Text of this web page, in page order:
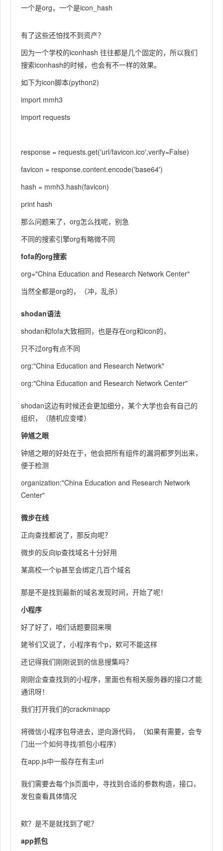
一个是org，一个是icon_hash
有了这些还怕找不到资产？
因为一个学校的iconhash 往往都是几个固定的，所以我们
搜索iconhash的时候，也会有不一样的效果。
如下为icon脚本(python2)
import mmh3
import requests
response = requests.get('url/favicon.ico',verify=False)
favicon = response.content.encode('base64')
hash = mmh3.hash(favicon)
print hash
那么问题来了，org怎么找呢，别急
不同的搜索引擎org有略微不同
fofa的org搜索
org="China Education and Research Network Center"
当然全都是org的，（冲，乱杀）
shodan语法
shodan和fofa大致相同，也是存在org和icon的，
只不过org有点不同
org:"China Education and Research Network"
org:"China Education and Research Network Center"
shodan这边有时候还会更加细分，某个大学也会有自己的
组织，（随机应变喽）
钟馗之眼
钟馗之眼的好处在于，他会把所有组件的漏洞都罗列出来，
便于检测
organization:"China Education and Research Network
Center"
微步在线
正向查找都说了，那反向呢？
微步的反向ip查找域名十分好用
某高校一个ip甚至会绑定几百个域名
那是不是找到最新的域名发现时间，开始了呢！
小程序
好了好了，咱们话题要回来噢
姥爷们又说了，小程序有个p，欸可不能这样
还记得我们刚刚说到的信息搜集吗？
刚刚企查查找到的小程序，里面也有相关服务器的接口才能
通讯呀！
我们打开我们的crackminapp
将微信小程序包导进去，逆向源代码，（如果有需要，会专
门出一个如何寻找/抓包小程序）
在app.js中一般存在有主url
我们需要去每个js页面中，寻找到合适的参数构造，接口，
发包查看具体情况
欸？是不是就找到了呢？
app抓包